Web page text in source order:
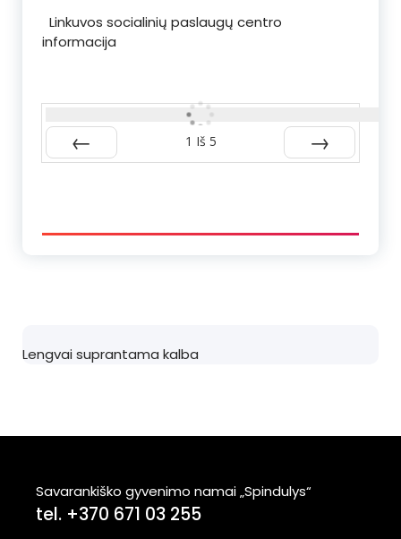
Linkuvos socialinių paslaugų centro
informacija
1 Iš 5
Lengvai suprantama kalba
Savarankiško gyvenimo namai „Spindulys“
tel. +370 671 03 255